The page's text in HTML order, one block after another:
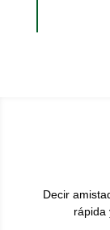
Decir
rápida